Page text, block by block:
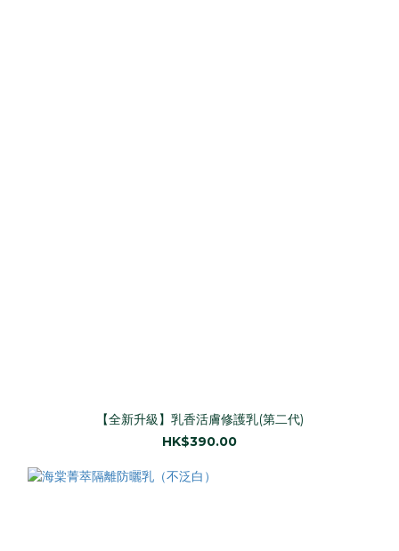
【全新升級】乳香活膚修護乳(第二代)
HK$390.00